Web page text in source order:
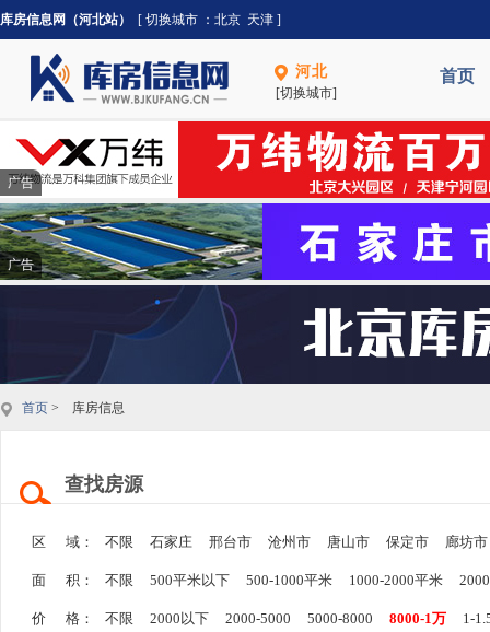
库房信息网（河北站） [ 切换城市 ： 北京 天津 ]
河北
[切换城市]
首页
广告
广告
首页 > 库房信息
查找房源
区 域： 不限 石家庄 邢台市 沧州市 唐山市 保定市 廊坊市
面 积： 不限 500平米以下 500-1000平米 1000-2000平米
价 格： 不限 2000以下 2000-5000 5000-8000 8000-1万 1-